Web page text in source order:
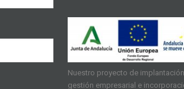
Nuestro proyecto de
gestión empresarial e